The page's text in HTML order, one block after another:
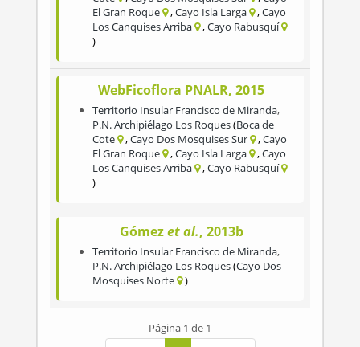
El Gran Roque
Cayo Isla Larga
Cayo
Los Canquises Arriba
Cayo Rabusquí
WebFicoflora PNALR, 2015
Territorio Insular Francisco de Miranda,
P.N. Archipiélago Los Roques Boca de
Cote
Cayo Dos Mosquises Sur
Cayo
El Gran Roque
Cayo Isla Larga
Cayo
Los Canquises Arriba
Cayo Rabusquí
Gómezet al., 2013b
Territorio Insular Francisco de Miranda,
P.N. Archipiélago Los Roques Cayo Dos
Mosquises Norte
Página 1 de 1